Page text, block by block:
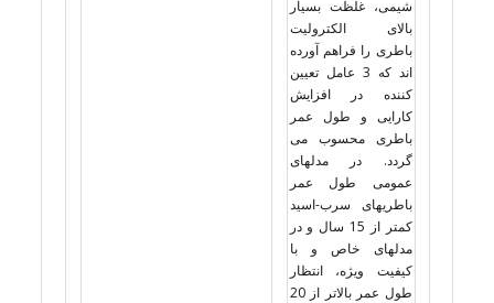
شیمی، غلظت بسیار
بالای الکترولیت
باطری را فراهم آورده
اند که 3 عامل تعیین
کننده در افزایش
کارایی و طول عمر
باطری محسوب می
گردد. در مدلهای
عمومی طول عمر
باطریهای سرب-اسید
کمتر از 15 سال و در
مدلهای خاص و با
کیفیت ویژه، انتظار
طول عمر بالاتر از 20